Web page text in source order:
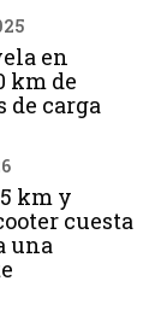
en
km de
de carga
km y
cuesta
una